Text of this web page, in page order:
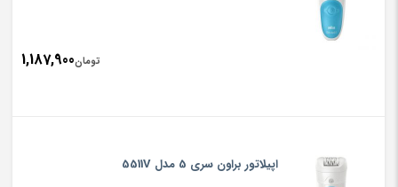
تومان1,187,900
اپیلاتور براون سری 5 مدل 5511V